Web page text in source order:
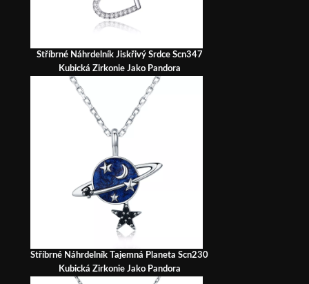
Stříbrné Náhrdelník Jiskřivý Srdce Scn347
Kubická Zirkonie Jako Pandora
Stříbrné Náhrdelník Tajemná Planeta Scn230
Kubická Zirkonie Jako Pandora